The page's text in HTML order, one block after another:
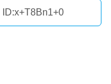
ID:x+T8Bn1+0